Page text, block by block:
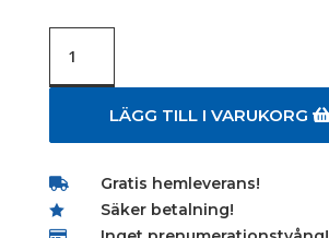
informationsark
LÄGG TILL I VARUKORG
 Gratis hemleverans!
 Säker betalning!